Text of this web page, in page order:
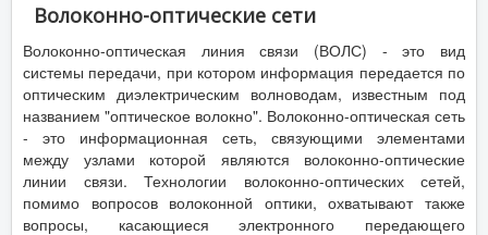
Волоконно-оптические сети
Волоконно-оптическая линия связи (ВОЛС) - это вид
системы передачи, при котором информация передается по
оптическим диэлектрическим волноводам, известным под
названием "оптическое волокно". Волоконно-оптическая сеть
- это информационная сеть, связующими элементами
между узлами которой являются волоконно-оптические
линии связи. Технологии волоконно-оптических сетей,
помимо вопросов волоконной оптики, охватывают также
вопросы, касающиеся электронного передающего